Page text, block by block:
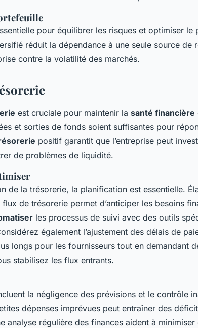
pour équilibrer les risques et optimiser le
réduit la dépendance à une seule source de
contre la volatilité des marchés.
est cruciale pour maintenir la santé financière
et sorties de fonds soient suffisantes pour
positif garantit que l’entreprise peut
de problèmes de liquidité.
de la trésorerie, la planification est essentielle.
de trésorerie permet d’anticiper les besoins
les processus de suivi avec des outils
également l’ajustement des délais de
longs pour les fournisseurs tout en demandant
stabilisez les flux entrants.
la négligence des prévisions et le contrôle
dépenses imprévues peut entraîner des
analyse régulière des finances aident à minimiser